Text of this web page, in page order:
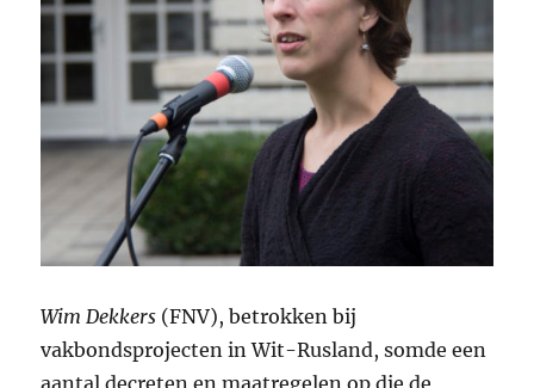
Wim Dekkers (FNV), betrokken bij
vakbondsprojecten in Wit-Rusland, somde een